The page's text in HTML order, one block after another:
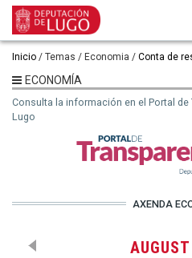
Pasar
contenido
principal
Ruta
de
navegación
Inicio Temas Economia Conta de
ECONOMÍA
Consulta la información en el Portal
Lugo
AXENDA